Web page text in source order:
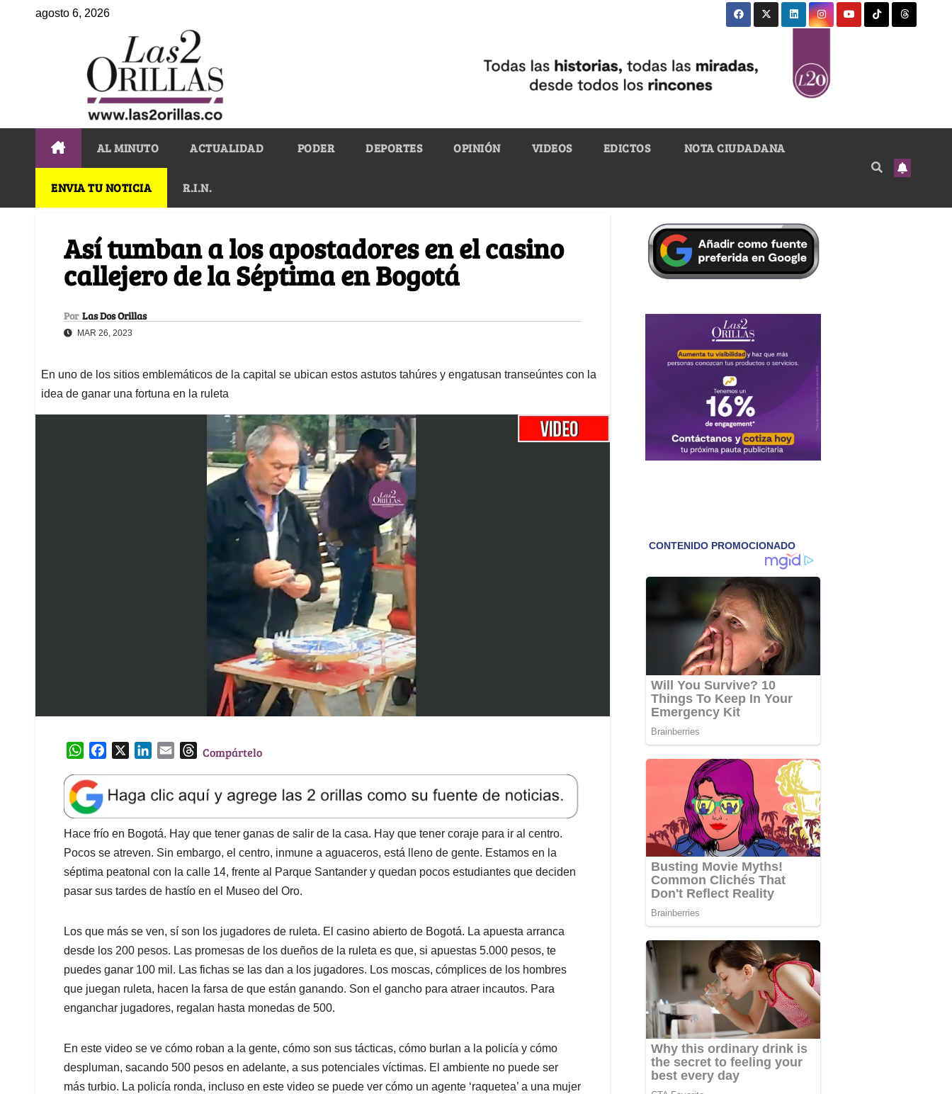
agosto 6, 2026
AL MINUTO ACTUALIDAD PODER DEPORTES OPINIÓN VIDEOS EDICTOS NOTA CIUDADANA
ENVIA TU NOTICIA R.I.N.
Así tumban a los apostadores en el casino
callejero de la Séptima en Bogotá
Por Las Dos Orillas
MAR 26, 2023
En uno de los sitios emblemáticos de la capital se ubican estos astutos tahúres y engatusan transeúntes con la
idea de ganar una fortuna en la ruleta
W
a
t
s
A
p
p
e
b
o
o
k
k
e
d
I
n
l
T
e
a
d
s
Compártelo
Hace frío en Bogotá. Hay que tener ganas de salir de la casa. Hay que tener coraje para ir al centro.
Pocos se atreven. Sin embargo, el centro, inmune a aguaceros, está lleno de gente. Estamos en la
séptima peatonal con la calle 14, frente al Parque Santander y quedan pocos estudiantes que deciden
pasar sus tardes de hastío en el Museo del Oro.
Los que más se ven, sí son los jugadores de ruleta. El casino abierto de Bogotá. La apuesta arranca
desde los 200 pesos. Las promesas de los dueños de la ruleta es que, si apuestas 5.000 pesos, te
puedes ganar 100 mil. Las fichas se las dan a los jugadores. Los moscas, cómplices de los hombres
que juegan ruleta, hacen la farsa de que están ganando. Son el gancho para atraer incautos. Para
enganchar jugadores, regalan hasta monedas de 500.
En este video se ve cómo roban a la gente, cómo son sus tácticas, cómo burlan a la policía y cómo
despluman, sacando 500 pesos en adelante, a sus potenciales víctimas. El ambiente no puede ser
más turbio. La policía ronda, incluso en este video se puede ver cómo un agente ‘raquetea’ a una mujer